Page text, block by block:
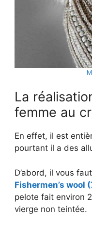
La
femme au
En effet, il est
pourtant il a des
D’abord, il vous
Fishermen’s wool
pelote fait environ
vierge non teintée.